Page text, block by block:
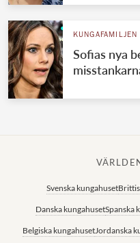
KUNGAFAMILJEN
Sofias nya
Svenska kungahuset
Danska kungahusetSpanska
Belgiska kungahusetJordanska